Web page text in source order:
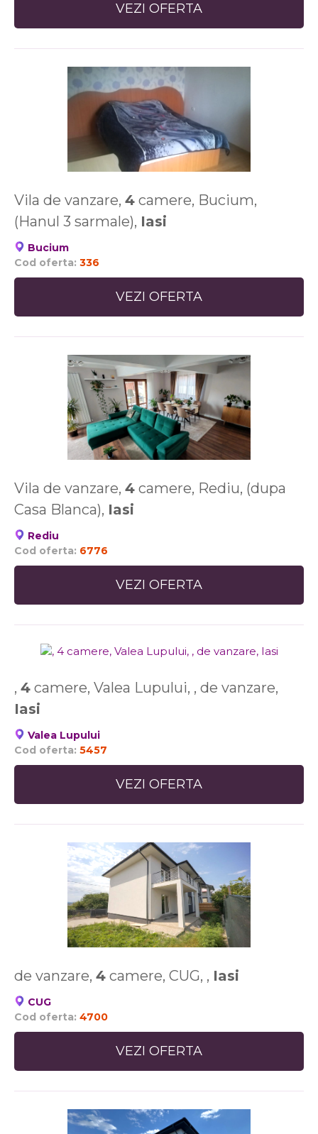
VEZI OFERTA
Vila de vanzare, 4 camere, Bucium,
(Hanul 3 sarmale), Iasi
Bucium
Cod oferta: 336
VEZI OFERTA
Vila de vanzare, 4 camere, Rediu, (dupa
Casa Blanca), Iasi
Rediu
Cod oferta: 6776
VEZI OFERTA
, 4 camere, Valea Lupului, , de vanzare,
Iasi
Valea Lupului
Cod oferta: 5457
VEZI OFERTA
de vanzare, 4 camere, CUG, , Iasi
CUG
Cod oferta: 4700
VEZI OFERTA